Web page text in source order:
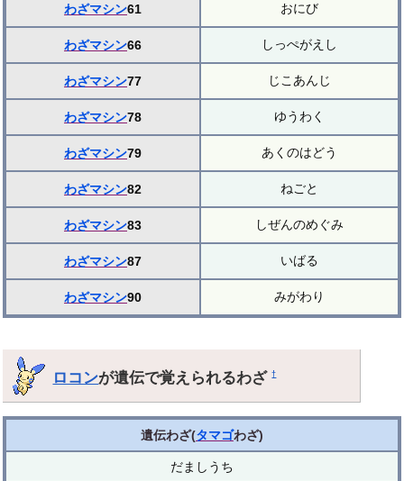
わざマシン61 おにび
わざマシン66 しっぺがえし
わざマシン77 じこあんじ
わざマシン78 ゆうわく
わざマシン79 あくのはどう
わざマシン82 ねごと
わざマシン83 しぜんのめぐみ
わざマシン87 いばる
わざマシン90 みがわり
ロコンが遺伝で覚えられるわざ†
遺伝わざ(タマゴわざ)
だましうち